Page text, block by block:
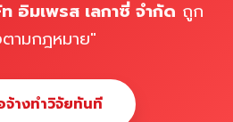
อิมเพรส เลกาซี่ จำกัด ถูก
ามกฎหมาย"
างทำวิจัยทันที